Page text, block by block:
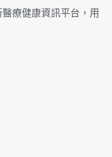
療健康資訊平台，用